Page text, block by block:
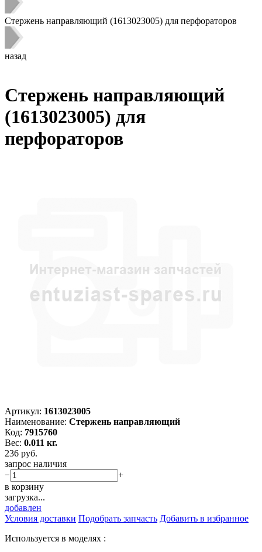
Стержень направляющий (1613023005) для перфораторов
назад
Стержень направляющий
(1613023005) для
перфораторов
Артикул: 1613023005
Наименование: Стержень направляющий
Код: 7915760
Вес: 0.011 кг.
236 руб.
запрос наличия
−
+
в корзину
загрузка...
добавлен
Условия доставки Подобрать запчасть Добавить в избранное
Используется в моделях :